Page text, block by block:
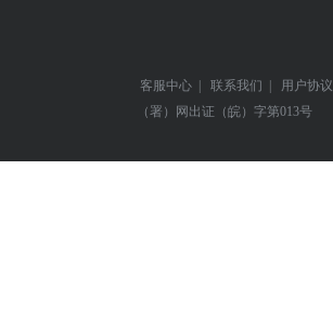
客服中心 | 联系我们 | 用户协议
（署）网出证（皖）字第013号